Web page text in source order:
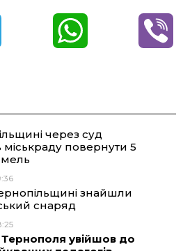
e
r
a
t
p
через суд
повернути 5
знайшли
снаряд
Тернополя увійшов до